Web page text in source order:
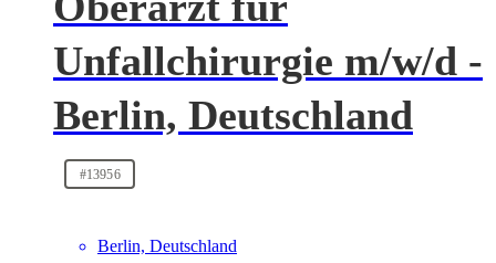
Unfallchirurgie m/w/d -
Berlin, Deutschland
#13956
Berlin, Deutschland